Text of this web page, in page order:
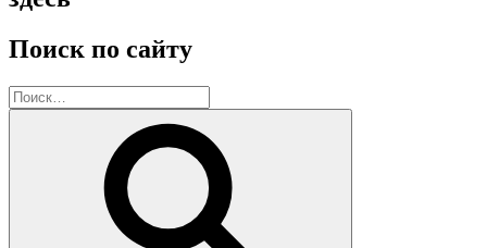
Поиск по сайту
Искать: